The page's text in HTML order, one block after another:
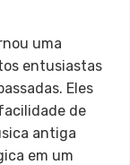
uma
entusiastas
Eles
de
antiga
em um